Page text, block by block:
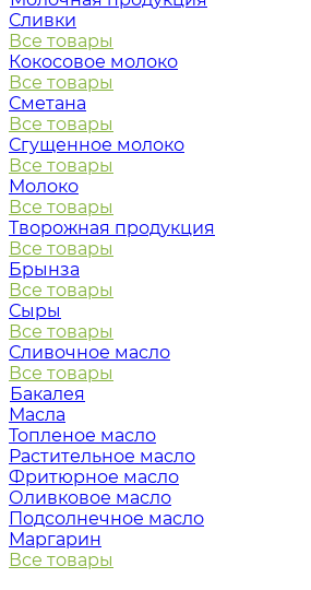
Сливки
Все товары
Кокосовое молоко
Все товары
Сметана
Все товары
Сгущенное молоко
Все товары
Молоко
Все товары
Творожная продукция
Все товары
Брынза
Все товары
Сыры
Все товары
Сливочное масло
Все товары
Бакалея
Масла
Топленое масло
Растительное масло
Фритюрное масло
Оливковое масло
Подсолнечное масло
Маргарин
Все товары